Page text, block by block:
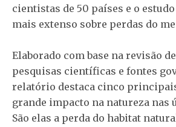
cientistas de 50 países e o
mais extenso sobre perdas do
Elaborado com base na revisão
pesquisas científicas e fontes
relatório destaca cinco
grande impacto na natureza nas
São elas a perda do habitat